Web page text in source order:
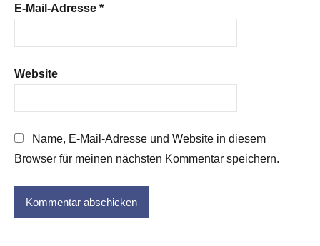
E-Mail-Adresse *
Website
Name, E-Mail-Adresse und Website in diesem
Browser für meinen nächsten Kommentar speichern.